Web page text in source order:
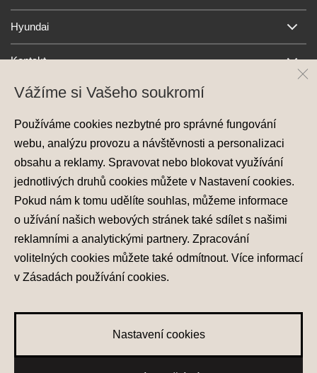
Hyundai
Kontakt
© 2026 Hyundai Motor Czech s.r.o.
Všechna práva vyhrazena
Ochrana osobních údajů
Nastavení cookies
Vážíme si Vašeho soukromí
Používáme cookies nezbytné pro správné fungování
webu, analýzu provozu a návštěvnosti a personalizaci
obsahu a reklamy. Spravovat nebo blokovat využívání
jednotlivých druhů cookies můžete v Nastavení cookies.
Pokud nám k tomu udělíte souhlas, můžeme informace
o užívání našich webových stránek také sdílet s našimi
reklamními a analytickými partnery. Zpracování
volitelných cookies můžete také odmítnout. Více informací
v Zásadách používání cookies.
Nastavení cookies